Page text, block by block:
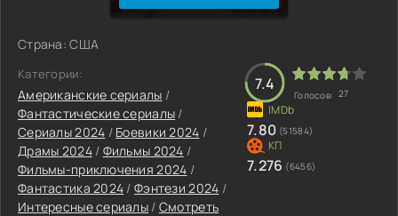
Страна: США
Категории:
Американские сериалы /
Фантастические сериалы /
Сериалы 2024 / Боевики 2024 /
Драмы 2024/ Фильмы 2024 /
Фильмы-приключения 2024 /
Фантастика 2024 /Фэнтези 2024 /
Интересные сериалы / Смотреть
7.4
Голосов: 27
7.80 (51584)
7.276 (6456)